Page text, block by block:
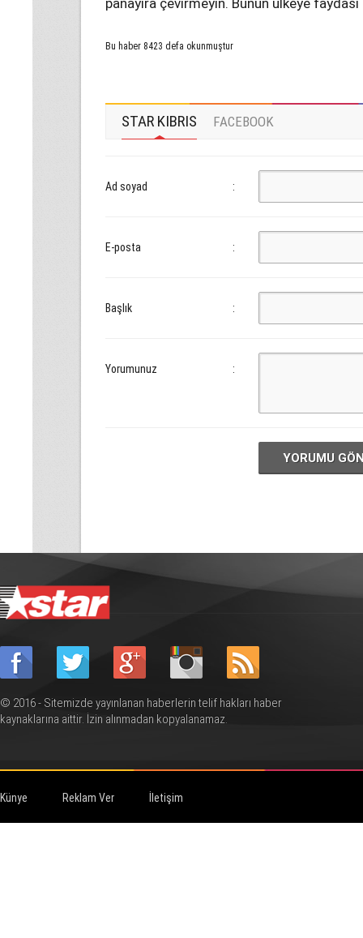
panayıra çevirmeyin. Bunun ülkeye
Bu haber 8423 defa okunmuştur
STAR KIBRIS FACEBOOK
Ad soyad :
E-posta :
Başlık :
Yorumunuz :
YORUMU
© 2016 - Sitemizde yayınlanan haberlerin telif hakları haber
kaynaklarına aittir. İzin alınmadan kopyalanamaz.
Künye Reklam Ver İletişim